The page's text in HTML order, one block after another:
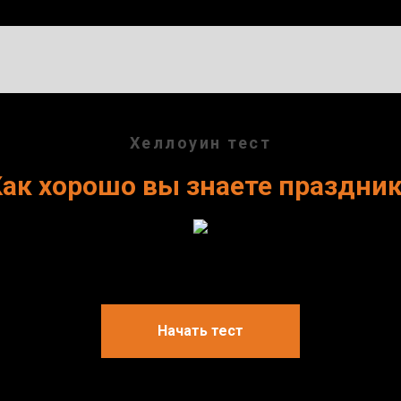
Хеллоуин тест
хорошо вы знаете
Начать тест